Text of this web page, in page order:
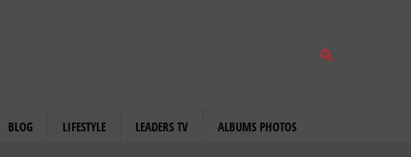
BLOG LIFESTYLE LEADERS TV ALBUMS PHOTOS